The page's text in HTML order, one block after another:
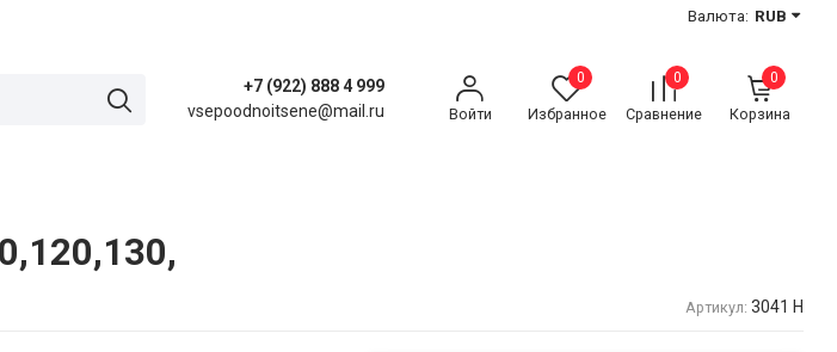
Валюта: RUB
+7 (922) 888 4 999
vsepoodnoitsene@mail.ru
Войти
0
Избранное
0
Сравнение
0
Корзина
Артикул: 3041 Н